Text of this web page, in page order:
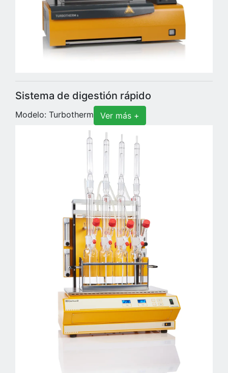
Sistema de digestión rápido
Modelo: Turbotherm Ver más +